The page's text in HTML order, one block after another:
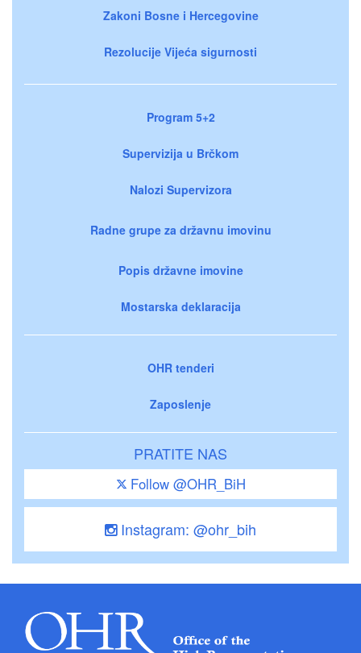
Zakoni Bosne i Hercegovine
Rezolucije Vijeća sigurnosti
Program 5+2
Supervizija u Brčkom
Nalozi Supervizora
Radne grupe za državnu imovinu
Popis državne imovine
Mostarska deklaracija
OHR tenderi
Zaposlenje
PRATITE NAS
Follow @OHR_BiH
Instagram: @ohr_bih